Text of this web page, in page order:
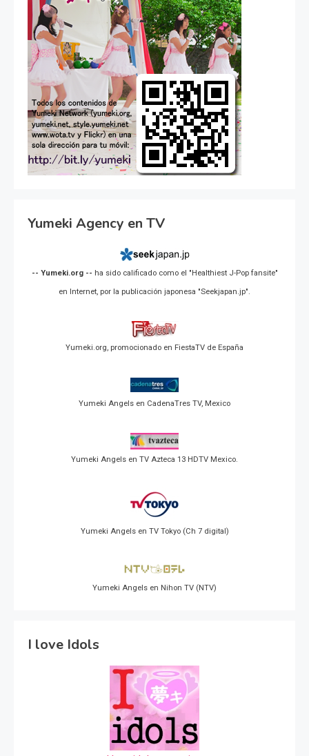
Yumeki Agency en TV
-- Yumeki.org -- ha sido calificado como el "Healthiest J-Pop fansite"
en Internet, por la publicación japonesa "Seekjapan.jp".
Yumeki.org, promocionado en FiestaTV de España
Yumeki Angels en CadenaTres TV, Mexico
Yumeki Angels en TV Azteca 13 HDTV Mexico.
Yumeki Angels en TV Tokyo (Ch 7 digital)
Yumeki Angels en Nihon TV (NTV)
I love Idols